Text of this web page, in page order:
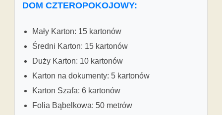
DOM CZTEROPOKOJOWY:
Mały Karton: 15 kartonów
Średni Karton: 15 kartonów
Duży Karton: 10 kartonów
Karton na dokumenty: 5 kartonów
Karton Szafa: 6 kartonów
Folia Bąbelkowa: 50 metrów